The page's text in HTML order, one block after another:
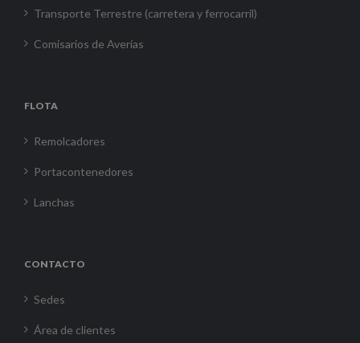
Transporte Terrestre (carretera y ferrocarril)
Comisarios de Averías
FLOTA
Remolcadores
Portacontenedores
Lanchas
CONTACTO
Sedes
Área de clientes